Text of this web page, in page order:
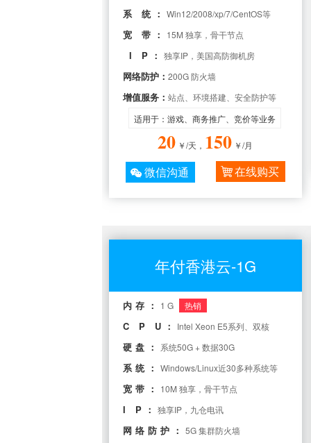
系 统： Win12/2008/xp/7/CentOS等
宽 带： 15M 独享，骨干节点
I P： 独享IP，美国高防御机房
网络防护： 200G 防火墙
增值服务： 站点、环境搭建、安全防护等
适用于：游戏、商务推广、竞价等业务
20 ￥/天， 150 ￥/月
微信沟通 在线购买
年付香港云-1G
内存： 1 G 热销
C P U： Intel Xeon E5系列、双核
硬盘： 系统50G + 数据30G
系统： Windows/Linux近30多种系统等
宽带： 10M 独享，骨干节点
I P： 独享IP，九仓电讯
网络防护： 5G 集群防火墙